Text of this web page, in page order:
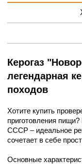
Керогаз
легендарная
походов
Хотите купить
приготовления
СССР – идеальное
сочетает в себе
Основные